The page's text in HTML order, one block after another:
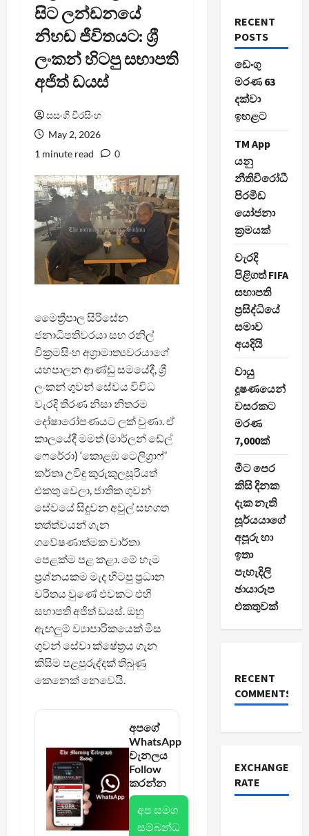
සිට ලන්ඩනයේ
නිහඬ ජීවිතයට: ශ්‍රී
ලංකන් හිටපු සභාපති
අජිත් ඩයස්
සසංගි වීරසිංහ
May 2, 2026
1 minute read
0
මෛත්‍රීපාල සිරිසේන
ජනාධිපතිවරයා සහ රනිල්
වික්‍රමසිංහ අග්‍රාමාත්‍යවරයාගේ
යහපාලන ආණ්ඩු සමයේදී, ශ්‍රී
ලංකන් ගුවන් සේවය විවිධ
වැරදි තීරණ නිසා නිතරම
දෝෂාරෝපණයට ලක් වුණා. ඒ
කාලයේදී මමත් (මාර්ලන් ඩේල්
ෆෙරේරා) ‘කොළඹ ටෙලිග්‍රාෆ්’
කර්තෘ උවිඳු කුරුකුලසූරියත්
එකතු වෙලා, ජාතික ගුවන්
සේවයේ සිදුවන අවුල් සහගත
තත්ත්වයන් ගැන
ගවේෂණාත්මක වාර්තා
පෙළක්ම පළ කළා. මේ හැම
ප්‍රශ්නයකම මැද හිටපු ප්‍රධාන
චරිතය වුණේ එවකට එහි
සභාපති අජිත් ඩයස්. ඔහු
ඇඟලුම් ව්‍යාපාරිකයෙක් මිස
ගුවන් සේවා ක්ෂේත්‍රය ගැන
කිසිම පළපුරුද්දක් තිබුණු
කෙනෙක් නෙවෙයි.
අපගේ
WhatsApp
චැනලය
Follow
කරන්න
අප සමග
සම්බන්ධ
RECENT
POSTS
ඩෙංගු
මරණ 63
දක්වා
ඉහළට
TM App
යනු
නීතිවිරෝධී
පිරමීඩ
යෝජනා
ක්‍රමයක්
වැරදි
පිළිගත් FIFA
සභාපති
ප්‍රසිද්ධියේ
සමාව
අයදියි
වායු
දූෂණයෙන්
වසරකට
මරණ
7,000ක්
මීට පෙර
කිසි දිනක
දැක නැති
සූර්යයාගේ
අපූරු හා
ඉතා
පැහැදිලි
ඡායාරූප
එකතුවක්
RECENT
COMMENTS
EXCHANGE
RATE